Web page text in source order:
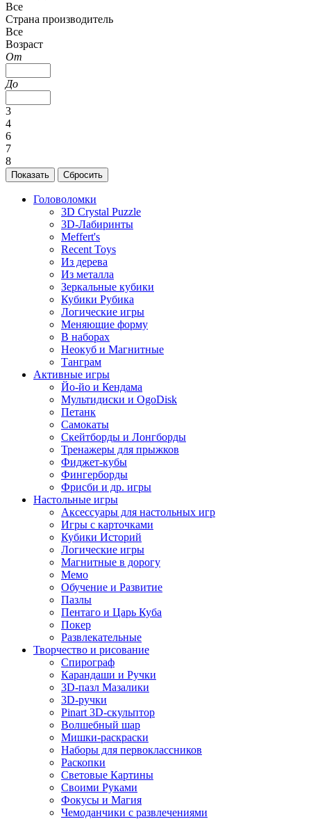
Все
Страна производитель
Все
Возраст
От
До
3
4
6
7
8
Головоломки
3D Crystal Puzzle
3D-Лабиринты
Meffert's
Recent Toys
Из дерева
Из металла
Зеркальные кубики
Кубики Рубика
Логические игры
Меняющие форму
В наборах
Неокуб и Магнитные
Танграм
Активные игры
Йо-йо и Кендама
Мультидиски и OgoDisk
Петанк
Самокаты
Скейтборды и Лонгборды
Тренажеры для прыжков
Фиджет-кубы
Фингерборды
Фрисби и др. игры
Настольные игры
Аксессуары для настольных игр
Игры с карточками
Кубики Историй
Логические игры
Магнитные в дорогу
Мемо
Обучение и Развитие
Пазлы
Пентаго и Царь Куба
Покер
Развлекательные
Творчество и рисование
Спирограф
Карандаши и Ручки
3D-пазл Мазалики
3D-ручки
Pinart 3D-скульптор
Волшебный шар
Мишки-раскраски
Наборы для первоклассников
Раскопки
Световые Картины
Своими Руками
Фокусы и Магия
Чемоданчики с развлечениями